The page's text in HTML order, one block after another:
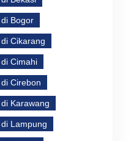
Bogor
Cikarang
Cimahi
Cirebon
Karawang
Lampung